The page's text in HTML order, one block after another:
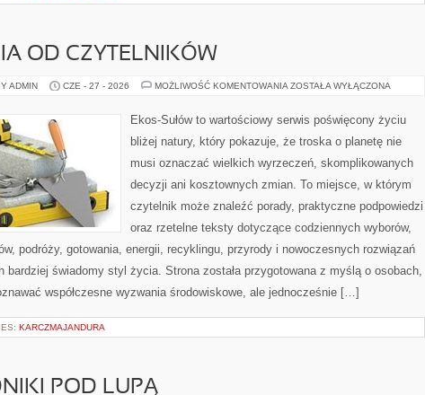
OD CZYTELNIKÓW
ADMIN CZE - 27 - 2026 MOŻLIWOŚĆ KOMENTOWANIA PYTANIA
ZOSTAŁA WYŁĄCZONA
Ekos-Sułów to wartościowy serwis poświęcony życiu
bliżej natury, który pokazuje, że troska o planetę nie
musi oznaczać wielkich wyrzeczeń, skomplikowanych
decyzji ani kosztownych zmian. To miejsce, w którym
czytelnik może znaleźć porady, praktyczne podpowiedzi
oraz rzetelne teksty dotyczące codziennych wyborów,
podróży, gotowania, energii, recyklingu, przyrody i nowoczesnych rozwiązań
bardziej świadomy styl życia. Strona została przygotowana z myślą o osobach,
współczesne wyzwania środowiskowe, ale jednocześnie […]
KARCZMAJANDURA
POD LUPĄ